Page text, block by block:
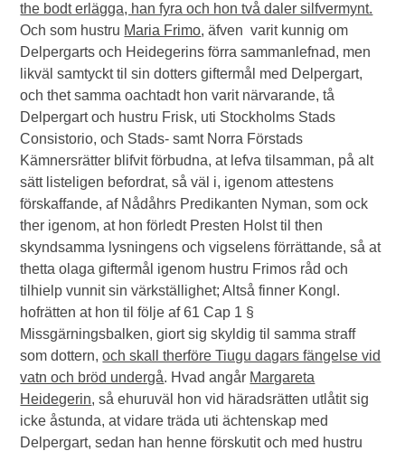
the bodt erlägga, han fyra och hon två daler silfvermynt.
Och som hustru Maria Frimo, äfven varit kunnig om
Delpergarts och Heidegerins förra sammanlefnad, men
likväl samtyckt til sin dotters giftermål med Delpergart,
och thet samma oachtadt hon varit närvarande, tå
Delpergart och hustru Frisk, uti Stockholms Stads
Consistorio, och Stads- samt Norra Förstads
Kämnersrätter blifvit förbudna, at lefva tilsamman, på alt
sätt listeligen befordrat, så väl i, igenom attestens
förskaffande, af Nådåhrs Predikanten Nyman, som ock
ther igenom, at hon förledt Presten Holst til then
skyndsamma lysningens och vigselens förrättande, så at
thetta olaga giftermål igenom hustru Frimos råd och
tilhielp vunnit sin värkställighet; Altså finner Kongl.
hofrätten at hon til följe af 61 Cap 1 §
Missgärningsbalken, giort sig skyldig til samma straff
som dottern,och skall therföre Tiugu dagars fängelse vid
vatn och bröd undergå. Hvad angår Margareta
Heidegerin, så ehuruväl hon vid häradsrätten utlåtit sig
icke åstunda, at vidare träda uti ächtenskap med
Delpergart, sedan han henne förskutit och med hustru